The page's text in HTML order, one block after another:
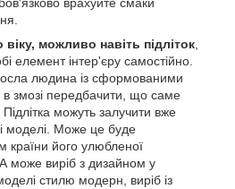
врахуйте смаки
можливо навіть підліток,
елемент інтер'єру самостійно.
людина із сформованими
змозі передбачити, що саме
можуть залучити вже
моделі. Може це буде
країни його улюбленої
може виріб з дизайном у
стилю модерн, виріб із